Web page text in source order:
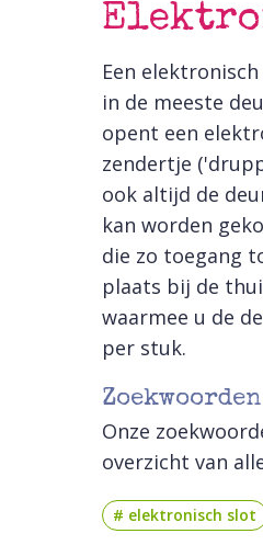
Een
in de meeste
opent een
zendertje
ook altijd de
kan worden
die zo toegang
plaats bij de
waarmee u de
per stuk.
Zoekwoorden
Onze
overzicht van
# elektronisch slot